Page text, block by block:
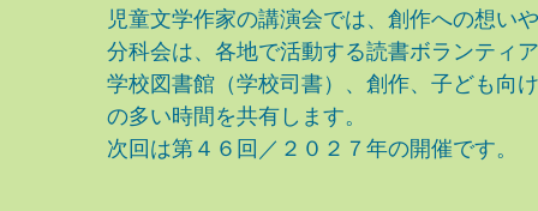
児童文学作家の講演会では、創作への想い
分科会は、各地で活動する読書ボランティ
学校図書館（学校司書）、創作、子ども向
の多い時間を共有します。
次回は第４６回／２０２７年の開催です。